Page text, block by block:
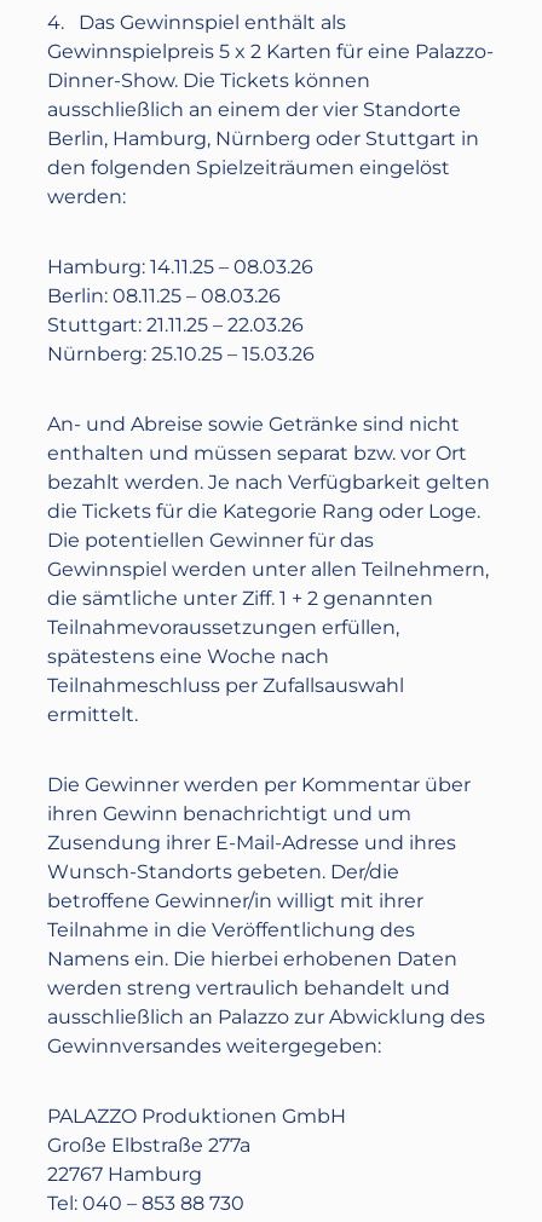
4. Das Gewinnspiel enthält als
Gewinnspielpreis 5 x 2 Karten für eine Palazzo-
Dinner-Show. Die Tickets können
ausschließlich an einem der vier Standorte
Berlin, Hamburg, Nürnberg oder Stuttgart in
den folgenden Spielzeiträumen eingelöst
werden:
Hamburg: 14.11.25 – 08.03.26
Berlin: 08.11.25 – 08.03.26
Stuttgart: 21.11.25 – 22.03.26
Nürnberg: 25.10.25 – 15.03.26
An- und Abreise sowie Getränke sind nicht
enthalten und müssen separat bzw. vor Ort
bezahlt werden. Je nach Verfügbarkeit gelten
die Tickets für die Kategorie Rang oder Loge.
Die potentiellen Gewinner für das
Gewinnspiel werden unter allen Teilnehmern,
die sämtliche unter Ziff. 1 + 2 genannten
Teilnahmevoraussetzungen erfüllen,
spätestens eine Woche nach
Teilnahmeschluss per Zufallsauswahl
ermittelt.
Die Gewinner werden per Kommentar über
ihren Gewinn benachrichtigt und um
Zusendung ihrer E-Mail-Adresse und ihres
Wunsch-Standorts gebeten. Der/die
betroffene Gewinner/in willigt mit ihrer
Teilnahme in die Veröffentlichung des
Namens ein. Die hierbei erhobenen Daten
werden streng vertraulich behandelt und
ausschließlich an Palazzo zur Abwicklung des
Gewinnversandes weitergegeben:
PALAZZO Produktionen GmbH
Große Elbstraße 277a
22767 Hamburg
Tel: 040 – 853 88 730